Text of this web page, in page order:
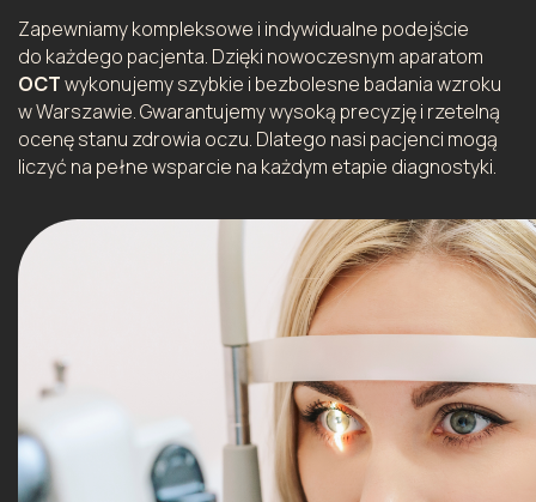
Zapewniamy kompleksowe i indywidualne podejście
do każdego pacjenta. Dzięki nowoczesnym aparatom
OCTwykonujemy szybkie i bezbolesne badania wzroku
w Warszawie. Gwarantujemy wysoką precyzję i rzetelną
ocenę stanu zdrowia oczu. Dlatego nasi pacjenci mogą
liczyć na pełne wsparcie na każdym etapie diagnostyki.